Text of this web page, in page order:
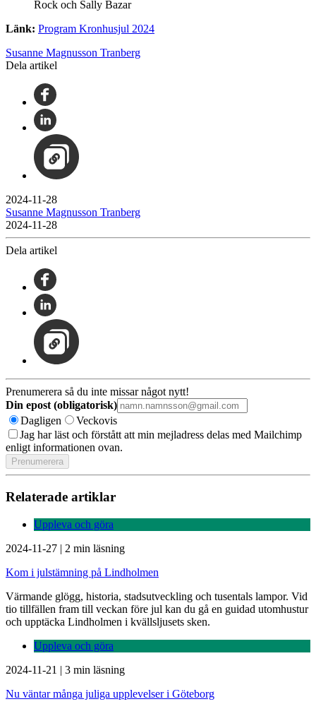
Rock och Sally Bazar
Länk: Program Kronhusjul 2024
Susanne Magnusson Tranberg
Dela artikel
2024-11-28
Susanne Magnusson Tranberg
2024-11-28
Dela artikel
Prenumerera så du inte missar något nytt!
Din epost (obligatorisk)
Dagligen
Veckovis
Jag har läst och förstått att min mejladress delas med Mailchimp
enligt informationen ovan.
Relaterade artiklar
Uppleva och göra
2024-11-27 | 2 min läsning
Kom i julstämning på Lindholmen
Värmande glögg, historia, stadsutveckling och tusentals lampor. Vid
tio tillfällen fram till veckan före jul kan du gå en guidad utomhustur
och upptäcka Lindholmen i kvällsljusets sken.
Uppleva och göra
2024-11-21 | 3 min läsning
Nu väntar många juliga upplevelser i Göteborg